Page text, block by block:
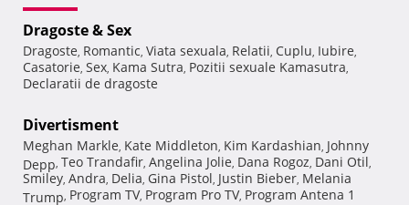
Dragoste & Sex
Dragoste, Romantic, Viata sexuala, Relatii, Cuplu, Iubire,
Casatorie, Sex, Kama Sutra, Pozitii sexuale Kamasutra,
Declaratii de dragoste
Divertisment
Meghan Markle, Kate Middleton, Kim Kardashian, Johnny
Depp, Teo Trandafir, Angelina Jolie, Dana Rogoz, Dani Otil,
Smiley, Andra, Delia, Gina Pistol, Justin Bieber, Melania
Trump, Program TV, Program Pro TV, Program Antena 1